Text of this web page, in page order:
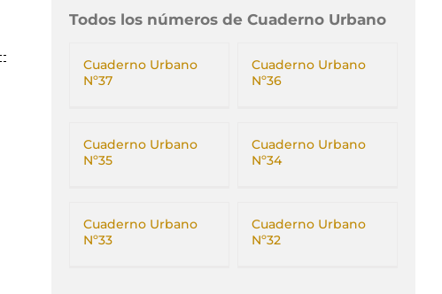
Todos los números de Cuaderno Urbano
Cuaderno Urbano
Nº37
Cuaderno Urbano
Nº36
Cuaderno Urbano
Nº35
Cuaderno Urbano
Nº34
Cuaderno Urbano
Nº33
Cuaderno Urbano
Nº32